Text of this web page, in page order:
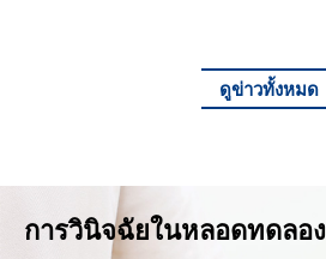
ดูข่าวทั้งหมด
การวินิจฉัยในหลอดทดลอง